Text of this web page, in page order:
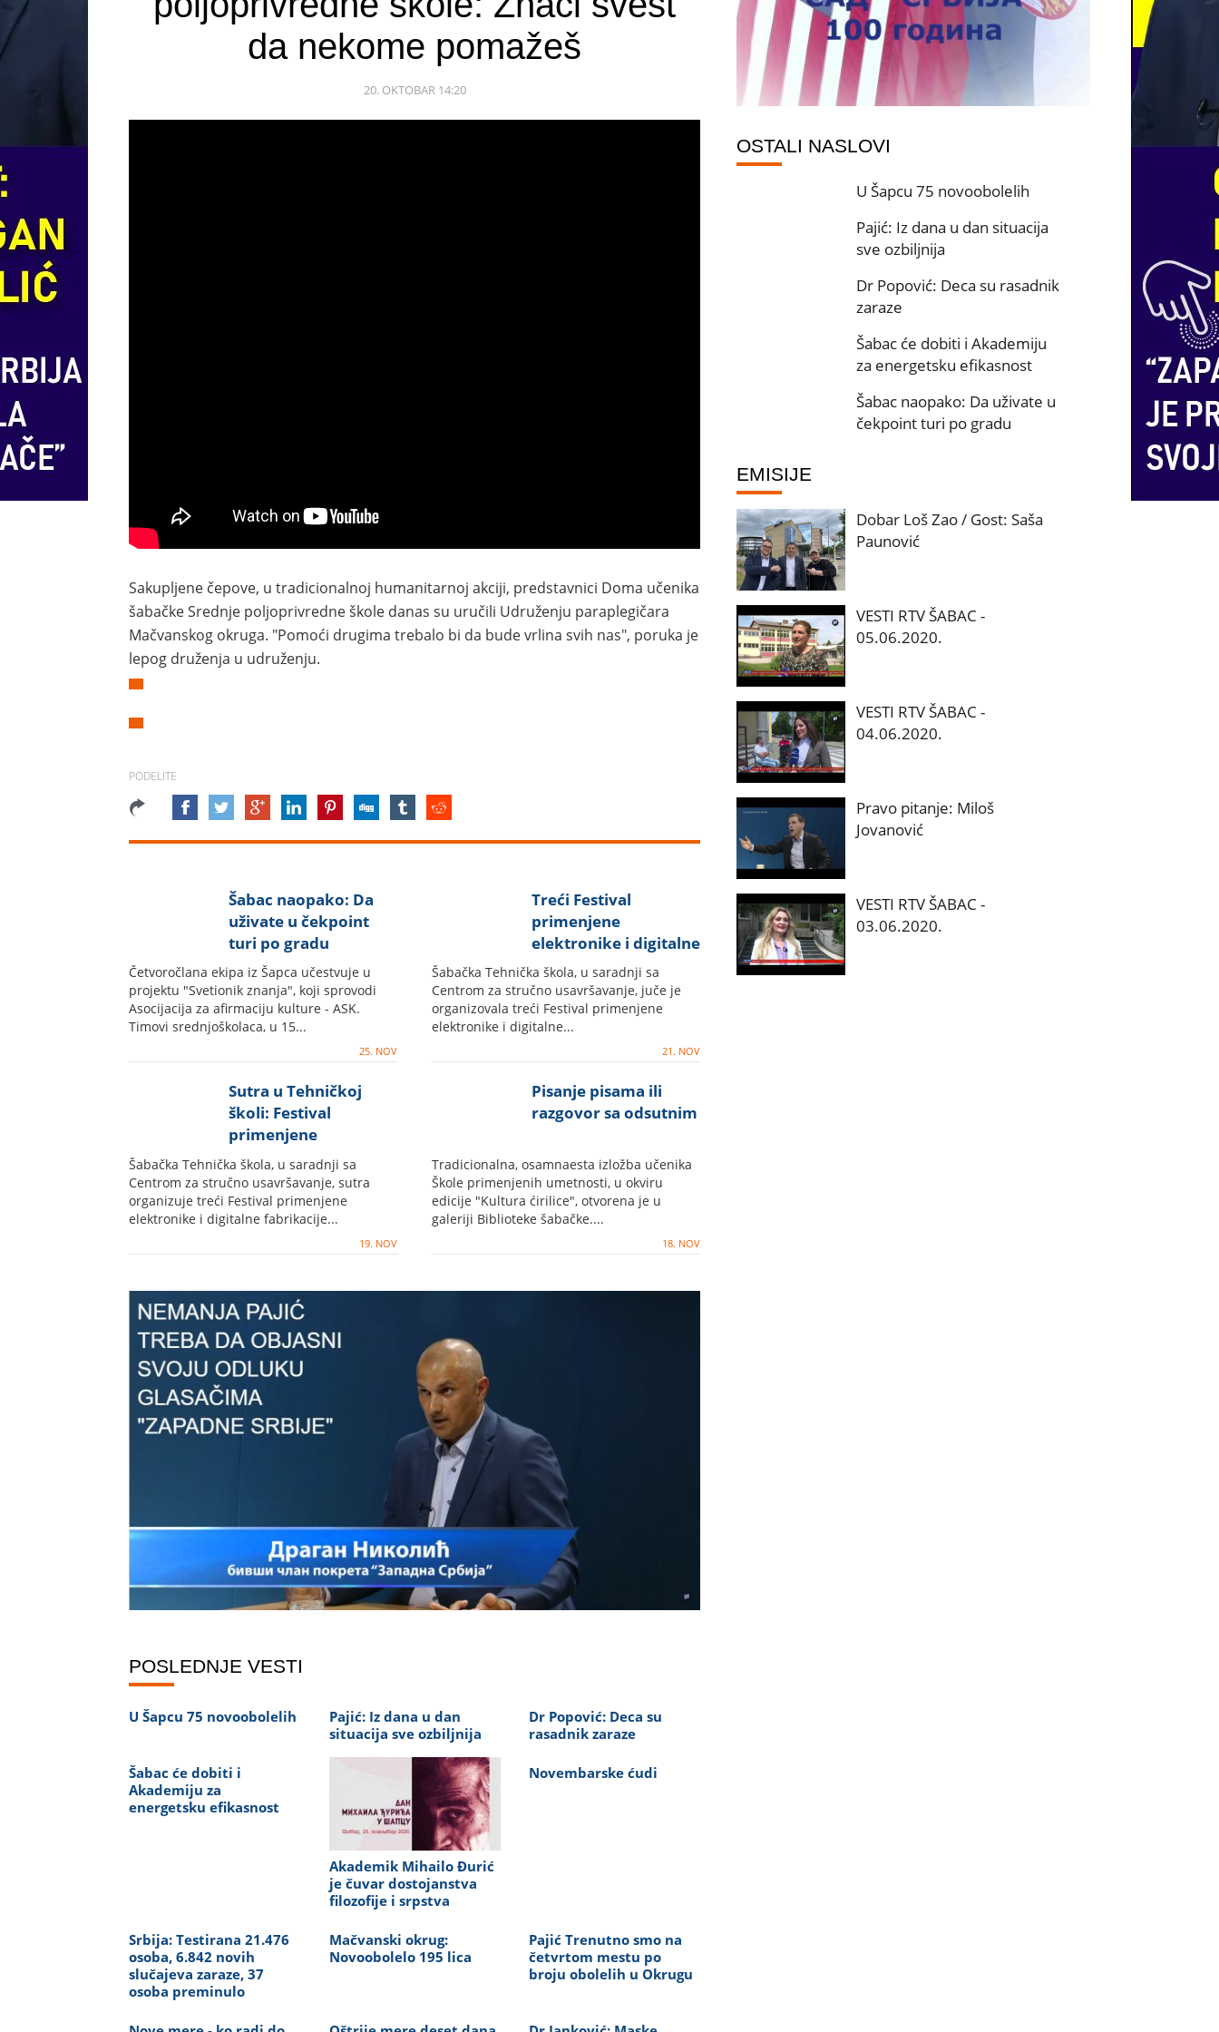
da nekome pomažeš
20. OKTOBAR 14:20
Sakupljene čepove, u tradicionalnoj humanitarnoj akciji, predstavnici Doma učenika
šabačke Srednje poljoprivredne škole danas su uručili Udruženju paraplegičara
Mačvanskog okruga. "Pomoći drugima trebalo bi da bude vrlina svih nas", poruka je
lepog druženja u udruženju.
PODELITE
Šabac naopako: Da
uživate u čekpoint
turi po gradu
Četvoročlana ekipa iz Šapca učestvuje u
projektu "Svetionik znanja", koji sprovodi
Asocijacija za afirmaciju kulture - ASK.
Timovi srednjoškolaca, u 15...
25. NOV
Treći Festival
primenjene
elektronike i digitalne
fabrikacije
Šabačka Tehnička škola, u saradnji sa
Centrom za stručno usavršavanje, juče je
organizovala treći Festival primenjene
elektronike i digitalne...
21. NOV
Sutra u Tehničkoj
školi: Festival
primenjene
elektronike i digitalne
fabrikacije
Šabačka Tehnička škola, u saradnji sa
Centrom za stručno usavršavanje, sutra
organizuje treći Festival primenjene
elektronike i digitalne fabrikacije...
19. NOV
Pisanje pisama ili
razgovor sa odsutnim
Tradicionalna, osamnaesta izložba učenika
Škole primenjenih umetnosti, u okviru
edicije "Kultura ćirilice", otvorena je u
galeriji Biblioteke šabačke....
18. NOV
POSLEDNJE VESTI
U Šapcu 75 novoobolelih
Pajić: Iz dana u dan
situacija sve ozbiljnija
Dr Popović: Deca su
rasadnik zaraze
Šabac će dobiti i
Akademiju za
energetsku efikasnost
Akademik Mihailo Đurić
je čuvar dostojanstva
filozofije i srpstva
Novembarske ćudi
Srbija: Testirana 21.476
osoba, 6.842 novih
slučajeva zaraze, 37
osoba preminulo
Mačvanski okrug:
Novoobolelo 195 lica
Pajić Trenutno smo na
četvrtom mestu po
broju obolelih u Okrugu
OSTALI NASLOVI
U Šapcu 75 novoobolelih
Pajić: Iz dana u dan situacija
sve ozbiljnija
Dr Popović: Deca su rasadnik
zaraze
Šabac će dobiti i Akademiju
za energetsku efikasnost
Šabac naopako: Da uživate u
čekpoint turi po gradu
EMISIJE
Dobar Loš Zao / Gost: Saša
Paunović
VESTI RTV ŠABAC -
05.06.2020.
VESTI RTV ŠABAC -
04.06.2020.
Pravo pitanje: Miloš
Jovanović
VESTI RTV ŠABAC -
03.06.2020.